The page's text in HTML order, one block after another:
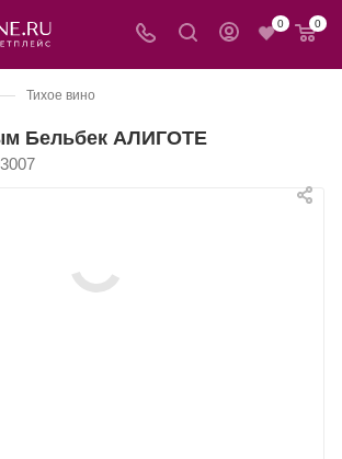
0 0
— Тихое вино
Бельбек АЛИГОТЕ